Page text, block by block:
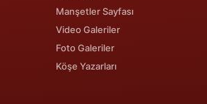
Manşetler Sayfası
Video Galeriler
Foto Galeriler
Köşe Yazarları